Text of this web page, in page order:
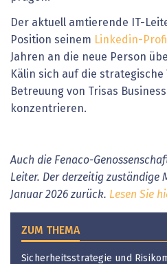
Der aktuell amtierende IT-
Position seinem Linkedin-
Jahren an die neue Person
Kälin sich auf die
Betreuung von Trisas
konzentrieren.
Auch die Fenaco-
Leiter. Der derzeitig zuständige
Januar 2026 zurück. Lesen Sie
ZUM THEMA
Sicherheitsstrategie und